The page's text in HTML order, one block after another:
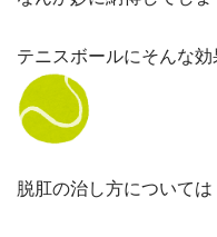
テニスボールにそんな
脱肛の治し方については